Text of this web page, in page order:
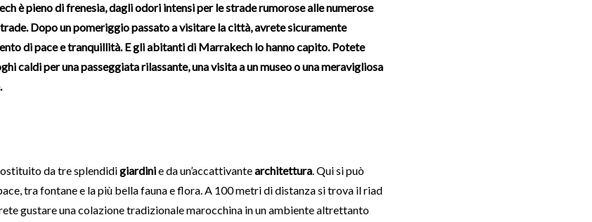
è pieno di frenesia, dagli odori intensi per le strade rumorose alle numerose
Dopo un pomeriggio passato a visitare la città, avrete sicuramente
di pace e tranquillità. E gli abitanti di Marrakech lo hanno capito. Potete
caldi per una passeggiata rilassante, una visita a un museo o una meravigliosa
da tre splendidigiardinie da un’accattivantearchitettura. Qui si può
tra fontane e la più bella fauna e flora. A 100 metri di distanza si trova il riad
gustare una colazione tradizionale marocchina in un ambiente altrettanto